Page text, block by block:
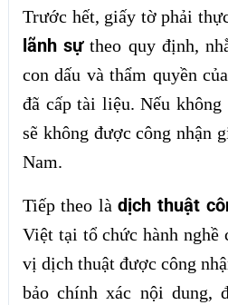
Trước hết, giấy tờ phải
lãnh sựtheo quy định,
con dấu và thẩm quyền
đã cấp tài liệu. Nếu
sẽ không được công nhận
Nam.
Tiếp theo làdịch thuật
Việt tại tổ chức hành nghề
vị dịch thuật được công
bảo chính xác nội dung,